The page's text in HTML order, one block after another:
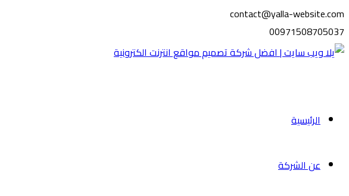
contact@yalla-website.com
00971508705037
الرئيسية
عن الشركة